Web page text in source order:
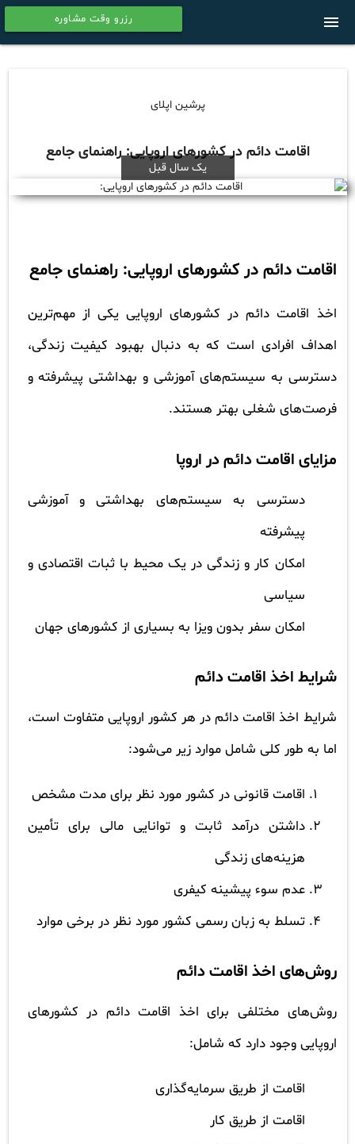
رزرو وقت مشاوره menu
پرشین اپلای
اقامت دائم در کشورهای اروپایی: راهنمای جامع
یک سال قبل
اقامت دائم در کشورهای اروپایی: راهنمای جامع
اخذ اقامت دائم در کشورهای اروپایی یکی از مهم‌ترین
اهداف افرادی است که به دنبال بهبود کیفیت زندگی،
دسترسی به سیستم‌های آموزشی و بهداشتی پیشرفته و
فرصت‌های شغلی بهتر هستند.
مزایای اقامت دائم در اروپا
دسترسی به سیستم‌های بهداشتی و آموزشی
پیشرفته
امکان کار و زندگی در یک محیط با ثبات اقتصادی و
سیاسی
امکان سفر بدون ویزا به بسیاری از کشورهای جهان
شرایط اخذ اقامت دائم
شرایط اخذ اقامت دائم در هر کشور اروپایی متفاوت است،
اما به طور کلی شامل موارد زیر می‌شود:
اقامت قانونی در کشور مورد نظر برای مدت مشخص
داشتن درآمد ثابت و توانایی مالی برای تأمین
هزینه‌های زندگی
عدم سوء پیشینه کیفری
تسلط به زبان رسمی کشور مورد نظر در برخی موارد
روش‌های اخذ اقامت دائم
روش‌های مختلفی برای اخذ اقامت دائم در کشورهای
اروپایی وجود دارد که شامل:
اقامت از طریق سرمایه‌گذاری
اقامت از طریق کار